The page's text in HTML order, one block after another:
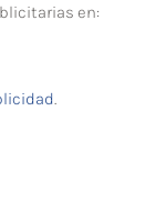
en:
.